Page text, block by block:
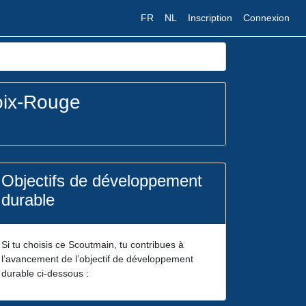
FR NL Inscription Connexion
Rouge
Objectifs de développement
durable
Si tu choisis ce Scoutmain, tu contribues à
l’avancement de l’objectif de développement
durable ci-dessous :